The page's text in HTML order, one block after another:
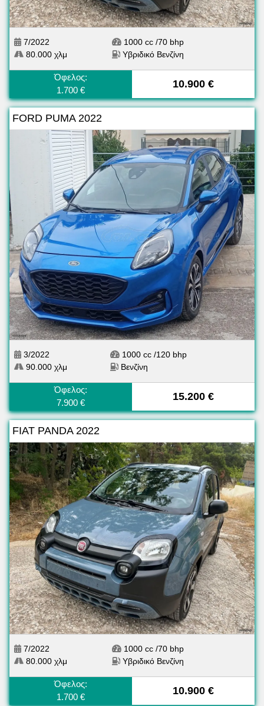
7/2022
80.000 χλμ
1000 cc /70 bhp
Υβριδικό Βενζίνη
Όφελος:
1.700 €
10.900 €
FORD PUMA 2022
3/2022
90.000 χλμ
1000 cc /120 bhp
Βενζίνη
Όφελος:
7.900 €
15.200 €
FIAT PANDA 2022
7/2022
80.000 χλμ
1000 cc /70 bhp
Υβριδικό Βενζίνη
Όφελος:
1.700 €
10.900 €